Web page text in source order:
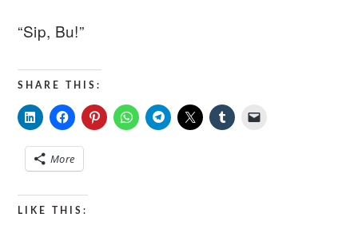
“Sip, Bu!”
SHARE THIS:
More
LIKE THIS: